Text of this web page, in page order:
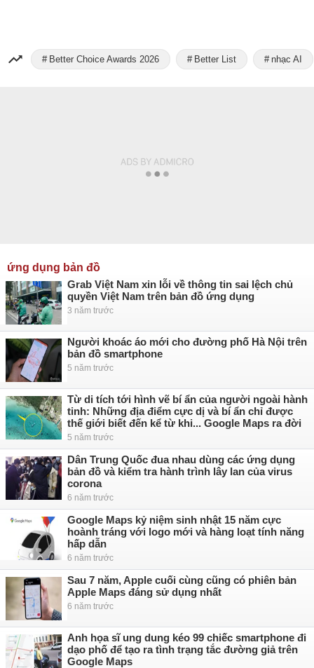
Better Choice Awards 2026 Better List nhạc AI
ứng dụng bản đồ
Grab Việt Nam xin lỗi về thông tin sai lệch chủ
quyền Việt Nam trên bản đồ ứng dụng
3 năm trước
Người khoác áo mới cho đường phố Hà Nội trên
bản đồ smartphone
5 năm trước
Từ di tích tới hình vẽ bí ẩn của người ngoài hành
tinh: Những địa điểm cực dị và bí ẩn chỉ được
thế giới biết đến kể từ khi... Google Maps ra đời
5 năm trước
Dân Trung Quốc đua nhau dùng các ứng dụng
bản đồ và kiểm tra hành trình lây lan của virus
corona
6 năm trước
Google Maps kỷ niệm sinh nhật 15 năm cực
hoành tráng với logo mới và hàng loạt tính năng
hấp dẫn
6 năm trước
Sau 7 năm, Apple cuối cùng cũng có phiên bản
Apple Maps đáng sử dụng nhất
6 năm trước
Anh họa sĩ ung dung kéo 99 chiếc smartphone đi
dạo phố để tạo ra tình trạng tắc đường giả trên
Google Maps